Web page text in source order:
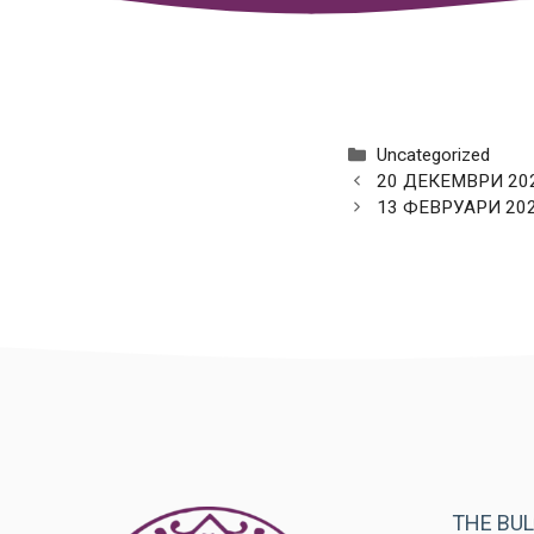
Categories
Uncategorized
20 ДЕКЕМВРИ
13 ФЕВРУАРИ
THE